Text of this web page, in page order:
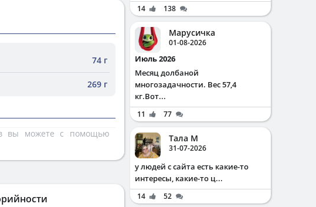
74 г
269 г
вы можете с помощью
14 138
Марусичка
01-08-2026
Июль 2026
Месяц долбаной
многозадачности. Вес 57,4
кг.Вот...
11 77
Тала М
31-07-2026
у людей с сайта есть какие-то
интересы, какие-то ц...
14
52